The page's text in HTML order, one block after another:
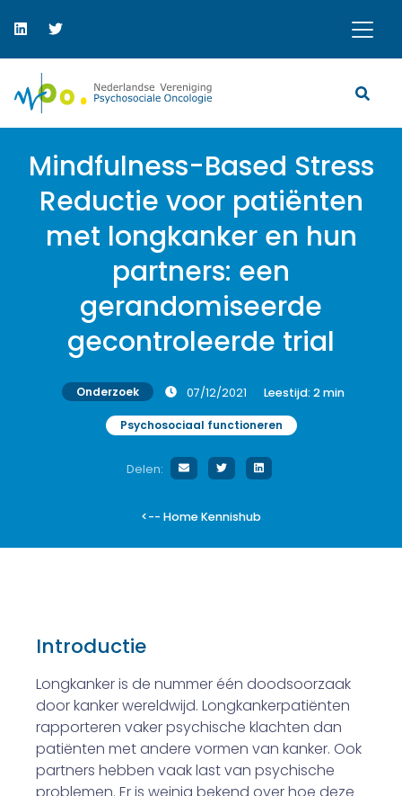
Mindfulness-Based Stress
Reductie voor patiënten
met longkanker en hun
partners: een
gerandomiseerde
gecontroleerde trial
Onderzoek 07/12/2021 Leestijd: 2min
Psychosociaal functioneren
Delen:
<-- Home Kennishub
Introductie
Longkanker is de nummer één doodsoorzaak
door kanker wereldwijd. Longkankerpatiënten
rapporteren vaker psychische klachten dan
patiënten met andere vormen van kanker. Ook
partners hebben vaak last van psychische
problemen. Er is weinig bekend over hoe deze